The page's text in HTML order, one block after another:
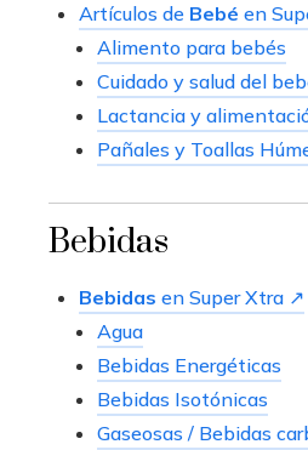
Artículos de Bebé en
Alimento para bebés
Cuidado y salud del
Lactancia y
Pañales y Toallas
Bebidas
Bebidas en Super Xtra ↗
Agua
Bebidas Energéticas
Bebidas Isotónicas
Gaseosas / Bebidas